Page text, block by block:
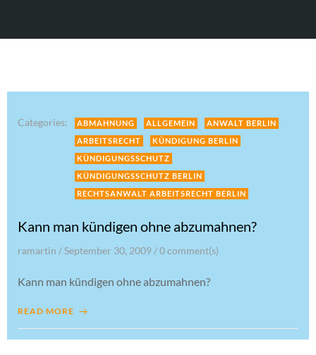
Categories: ABMAHNUNG ALLGEMEIN
ANWALT BERLIN
ARBEITSRECHT
KÜNDIGUNG BERLIN
KÜNDIGUNGSSCHUTZ
KÜNDIGUNGSSCHUTZ BERLIN
RECHTSANWALT ARBEITSRECHT BERLIN
Kann man kündigen ohne abzumahnen?
ramartin /September 30, 2009 /0comment(s)
Kann man kündigen ohne abzumahnen?
READ MORE